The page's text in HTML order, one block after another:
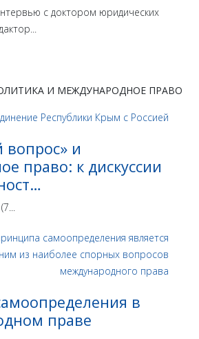
с доктором юридических
И МЕЖДУНАРОДНОЕ ПРАВО
и
право: к дискуссии
в
праве